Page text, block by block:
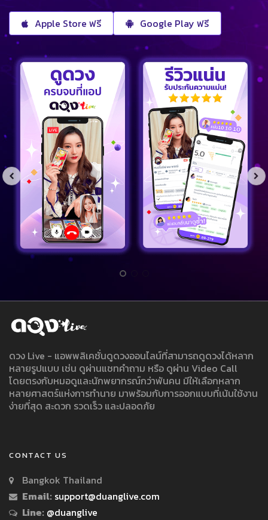
Apple Store ฟรี Google Play ฟรี
ดวง Live - แอพพลิเคชั่นดูดวงออนไลน์ที่สามารถดูดวงได้หลาก
หลายรูปแบบ เช่น ดูผ่านแชทคำถาม หรือ ดูผ่าน Video Call
โดยตรงกับหมอดูและนักพยากรณ์กว่าพันคน มีให้เลือกหลาก
หลายศาสตร์แห่งการทำนาย มาพร้อมกับการออกแบบที่เน้นใช้งาน
ง่ายที่สุด สะดวก รวดเร็ว และปลอดภัย
CONTACT US
Bangkok Thailand
Email: support@duanglive.com
Line: @duanglive